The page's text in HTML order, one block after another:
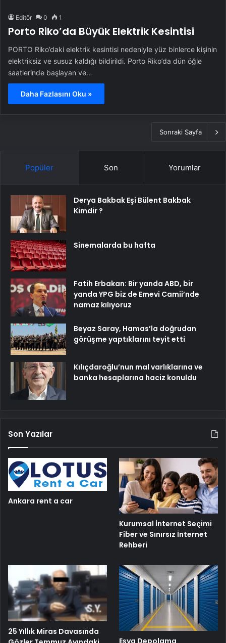
Editör 0 1
Porto Riko’da Büyük Elektrik Kesintisi
PORTO Riko’daki elektrik kesintisi nedeniyle yüz binlerce kişinin
elektriksiz ve susuz kaldığı bildirildi. Porto Riko’da dün öğle
saatlerinde başlayan ve…
Daha Fazlasını Oku »
Sonraki Sayfa
Popüler Son Yorumlar
Derya Bakbak Eşi Bülent Bakbak
Kimdir ?
Sinemalarda bu hafta
Fatih Erbakan: Bir yanda ABD, bir
yanda YPG biz de Emevi Camii’nde
namaz kılıyoruz
Beyaz Saray, Hamas’la doğrudan
görüşme yaptıklarını teyit etti
Kılıçdaroğlu’nun mal varlıklarına ve
banka hesaplarına haciz konuldu
Son Yazılar
Ankara rent a car
Kurumsal İnternet Seçimi
Fiber ve Sınırsız İnternet
Rehberi
25 Yıllık Miras Davasında